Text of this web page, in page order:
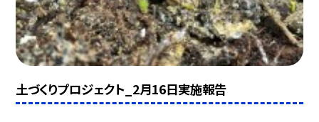
土づくりプロジェクト_2月16日実施報告